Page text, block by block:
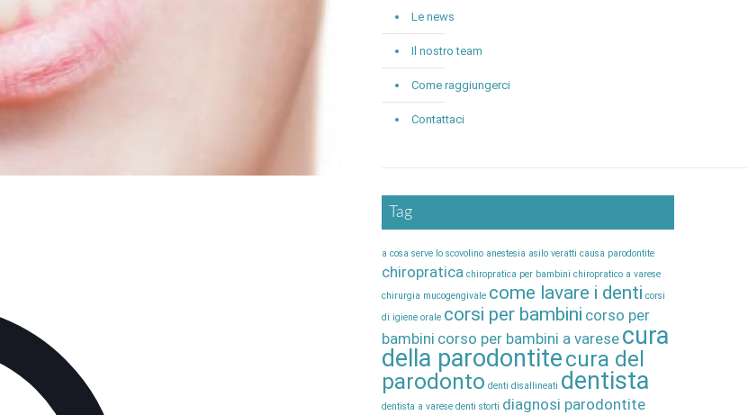
Le news
Il nostro team
Come raggiungerci
Contattaci
Tag
a cosa serve lo scovolino anestesia asilo veratti causa parodontite
chiropratica chiropratica per bambini chiropratico a varese
chirurgia mucogengivale come lavare i denti corsi
di igiene orale corsi per bambini corso per
bambini corso per bambini a varese cura
della parodontitecura del
parodonto denti disallineati dentista
dentista a varese denti storti diagnosi parodontite